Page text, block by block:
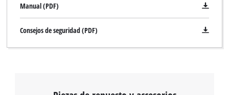
Manual (PDF)
Consejos de seguridad (PDF)